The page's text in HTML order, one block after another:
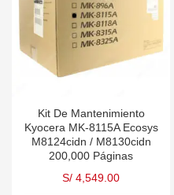
Kit De Mantenimiento
Kyocera MK-8115A Ecosys
M8124cidn / M8130cidn
200,000 Páginas
S/ 4,549.00